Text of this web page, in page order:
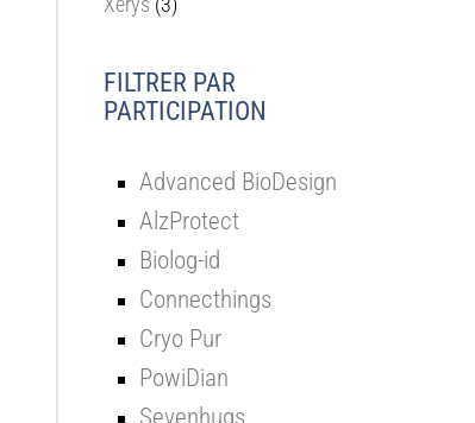
FILTRER PAR
PARTICIPATION
Advanced BioDesign
AlzProtect
Biolog-id
Connecthings
Cryo Pur
PowiDian
Sevenhugs